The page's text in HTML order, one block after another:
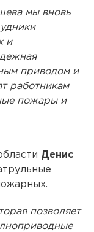
мы вновь
и
приводом и
работникам
пожары и
Денис
позволяет